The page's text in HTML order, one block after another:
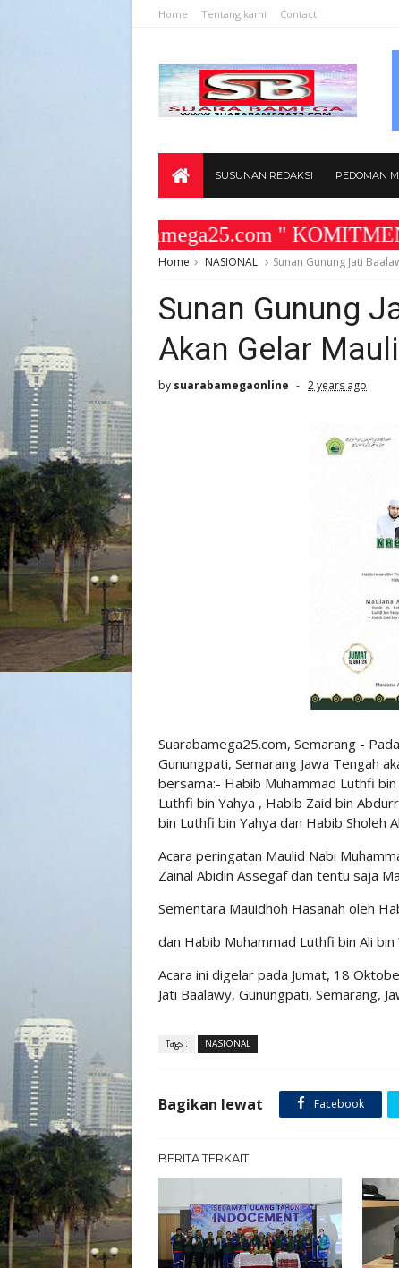
Home Tentang kami Contact
SUSUNAN REDAKSI PEDOMAN
" KOMITMEN
Home NASIONAL Sunan Gunung Jati
Sunan Gunung
Akan Gelar
by suarabamegaonline 2 years ago
Suarabamega25.com, Semarang -
Gunungpati, Semarang Jawa Tengah
bersama:- Habib Muhammad Luthfi
Luthfi bin Yahya , Habib Zaid bin
bin Luthfi bin Yahya dan Habib Sholeh
Acara peringatan Maulid Nabi
Zainal Abidin Assegaf dan tentu saja
Sementara Mauidhoh Hasanah oleh
dan Habib Muhammad Luthfi bin Ali bin
Acara ini digelar pada Jumat, 18
Jati Baalawy, Gunungpati, Semarang,
Tags : NASIONAL
Bagikan lewat Facebook
BERITA TERKAIT